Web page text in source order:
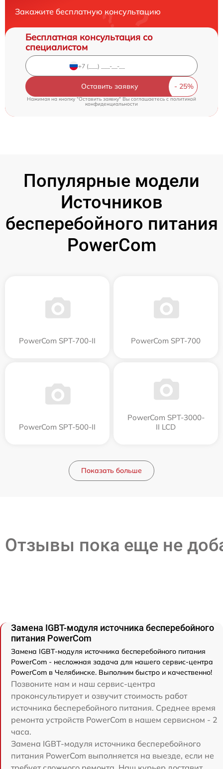
Закажите бесплатную консультацию
Бесплатная консультация со
специалистом
Оставить заявку
Нажимая на кнопку "Оставить заявку" Вы соглашаетесь c политикой
конфиденциальности
Популярные модели
Источников
бесперебойного питания
PowerCom
PowerCom SPT-700-II PowerCom SPT-700
PowerCom SPT-500-II
PowerCom SPT-3000-
II LCD
Показать больше
Отзывы пока еще не
Замена IGBT-модуля источника бесперебойного
питания PowerCom
Замена IGBT-модуля источника бесперебойного питания
PowerCom - несложная задача для нашего сервис-центра
PowerCom в Челябинске. Выполним быстро и качественно!
Позвоните нам и наш сервис-центра
проконсультирует и озвучит стоимость работ
источника бесперебойного питания. Среднее время
ремонта устройств PowerCom в нашем сервисном - 2
часа.
Замена IGBT-модуля источника бесперебойного
питания PowerCom выполняется на выезде, если не